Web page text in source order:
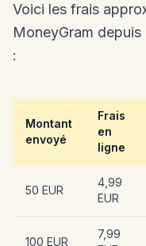
Voici les frais
MoneyGram
:
Montant
envoyé
Frais
en
ligne
50 EUR
4,99
EUR
100 EUR
7,99